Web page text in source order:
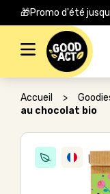
🎁Promo d'été
Rechercher :
Accueil >
au chocolat bio